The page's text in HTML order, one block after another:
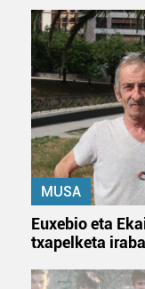
duten interes
dezakezun
Lortu zure datu
buruzko
datuen atalean.
zure baimena
Webgune honek
zerbitzuak
baliatzen gara.
erabiltzeko
MUSA
Euxebio eta
txapelketa